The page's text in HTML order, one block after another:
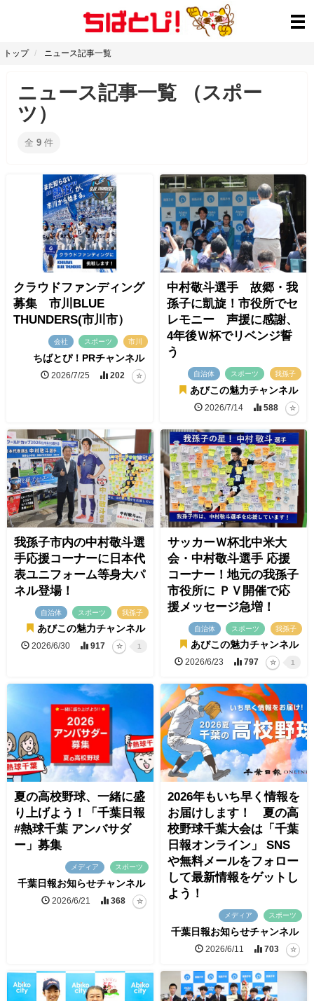
トップ ニュース記事一覧
ニュース記事一覧 （スポー
ツ）
全 9 件
クラウドファンディング
募集 市川BLUE
THUNDERS(市川市）
会社 スポーツ 市川
ちばとぴ！PRチャンネル
2026/7/25 202
中村敬斗選手 故郷・我
孫子に凱旋！市役所でセ
レモニー 声援に感謝、
4年後Ｗ杯でリベンジ誓
う
自治体 スポーツ 我孫子
あびこの魅力チャンネル
2026/7/14 588
我孫子市内の中村敬斗選
手応援コーナーに日本代
表ユニフォーム等身大パ
ネル登場！
自治体 スポーツ 我孫子
あびこの魅力チャンネル
2026/6/30 917 1
サッカーＷ杯北中米大
会・中村敬斗選手 応援
コーナー！地元の我孫子
市役所に ＰＶ開催で応
援メッセージ急増！
自治体 スポーツ 我孫子
あびこの魅力チャンネル
2026/6/23 797 1
夏の高校野球、一緒に盛
り上げよう！「千葉日報
#熱球千葉 アンバサダ
ー」募集
メディア スポーツ
千葉日報お知らせチャンネル
2026/6/21 368
2026年もいち早く情報を
お届けします！ 夏の高
校野球千葉大会は「千葉
日報オンライン」 SNS
や無料メールをフォロー
して最新情報をゲットし
よう！
メディア スポーツ
千葉日報お知らせチャンネル
2026/6/11 703